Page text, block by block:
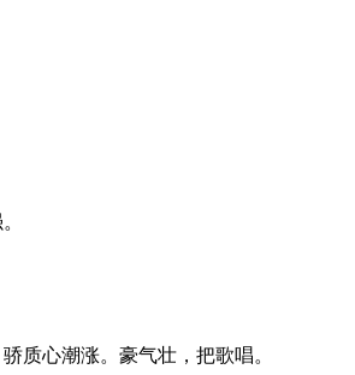
质心潮涨。豪气壮，把歌唱。